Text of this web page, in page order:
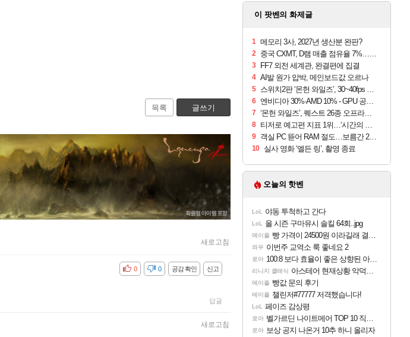
목록 글쓰기
새로고침
신고
공감 확인
비공감 0
0
답글
새로고침
이 팟벤의 화제글
1 메모리 3사, 2027년 생산분 완판?
2 중국 CXMT, D램 매출 점유율 7%…글로벌 4위로 부상
3 FF7 외전 세계관, 완결편에 집결
4 AI발 원가 압박, 메인보드값 오르나
5 스위치2판 ‘몬헌 와일즈’, 30~40fps 목표 추정
6 엔비디아 30%·AMD 10% - GPU 공급가 인상 보도
7 ‘몬헌 와일즈’, 퀘스트 26종 오프라인 지원
8 티저로 예고편 지표 1위…‘시간의 오카리나’
9 객실 PC 뜯어 RAM 절도…보름간 290만원 챙겨
10 실사 영화 ‘엘든 링’, 촬영 종료
오늘의 핫벤
LoL 야동 투척하고 간다
LoL 올 시즌 구마유시 솔킬 64회..jpg
메이플 빵 가격이 24500원 이라길래 결제 취소하고 나왔다
와우 이번주 교역소 룩 좋네요 2
로아 100:8 보다 효율이 좋은 상향된 아제나 ㄷㄷ
리니지 클래식 아스테어 현재상황 악덕작업장몰락
메이플 빵값 문의 후기
메이플 챌린저#77777 저격했습니다!
LoL 페이즈 감상평
로아 벨가르딘 나이트메어 TOP 10 직업별 분포
로아 보상 공지 나온거 10추 하니 올리자